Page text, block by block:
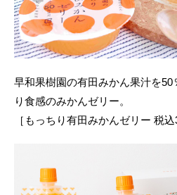
早和果樹園の有田みかん果汁を
り食感のみかんゼリー。
［もっちり有田みかんゼリー 税込